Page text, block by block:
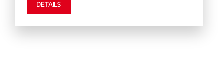
DETAILS